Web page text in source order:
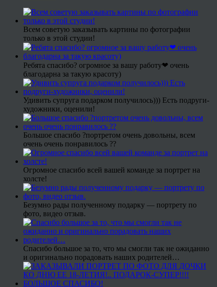
Всем советую заказывать картины по фотографии
только в этой студии!
Ребята спасибо? огромное за вашу работу❤ очень
благодарна за такую красоту)
Удивить супруга подарком получилось))) Есть подруги-
художники, оценили!
Большое спасибо ?портретом очень довольны, всем
очень очень понравилось ??
Огромное спасибо всей вашей команде за портрет на
холсте!
Безумно рады полученному подарку — портрету по
фото, видео отзыв.
Спасибо большое за то, что мы смогли так не ожиданно
и оригинально порадовать наших родителей…